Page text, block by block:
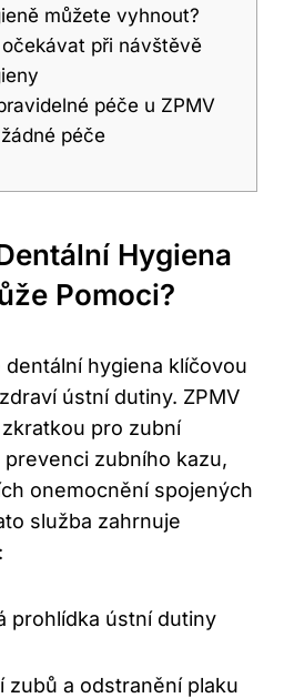
můžete vyhnout?
při návštěvě
péče u ZPMV
péče
Hygiena
Pomoci?
hygiena klíčovou
ústní dutiny. ZPMV
pro zubní
zubního kazu,
onemocnění spojených
služba zahrnuje
prohlídka ústní dutiny
zubů a odstranění plaku